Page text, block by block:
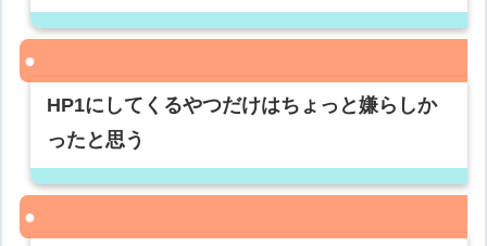
HP1にしてくるやつだけはちょっと嫌らしか
ったと思う